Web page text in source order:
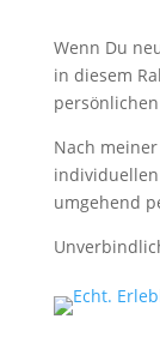
Wenn Du
in diesem
Nach
umgehend